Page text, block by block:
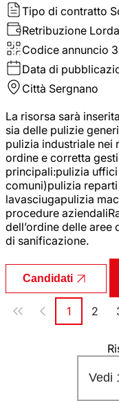
Tipo di contratto
Retribuzione Lorda
Codice annuncio
Data di
Città Sergnano
La risorsa sarà
sia delle pulizie
pulizia industriale nei
ordine e corretta
principali:pulizia
comuni)pulizia
lavasciugapulizia
procedure
dell’ordine delle
di sanificazione.
Candidati
Paginazione
Pagina
1 2
Vedi